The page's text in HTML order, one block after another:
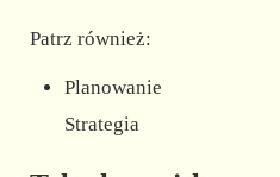
Patrz również:
Planowanie
Strategia